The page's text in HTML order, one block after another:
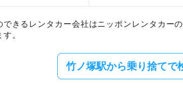
きるレンタカー会社はニッポンレンタカー
。
竹ノ塚駅から乗り捨てで